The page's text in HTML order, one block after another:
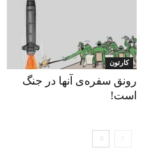
کارتون
رونق سفره‌ی آنها در جنگ
است!